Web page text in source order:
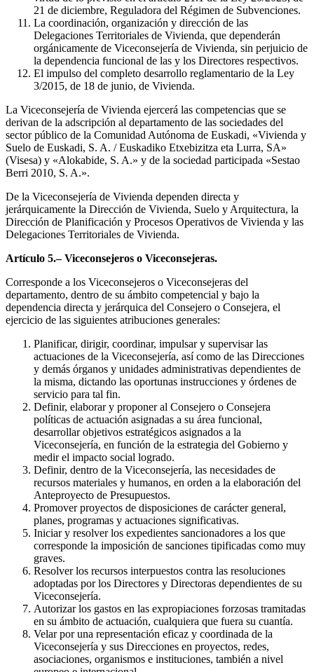
21 de diciembre, Reguladora del Régimen de Subvenciones.
La coordinación, organización y dirección de las
Delegaciones Territoriales de Vivienda, que dependerán
orgánicamente de Viceconsejería de Vivienda, sin perjuicio de
la dependencia funcional de las y los Directores respectivos.
El impulso del completo desarrollo reglamentario de la Ley
3/2015, de 18 de junio, de Vivienda.
La Viceconsejería de Vivienda ejercerá las competencias que se
derivan de la adscripción al departamento de las sociedades del
sector público de la Comunidad Autónoma de Euskadi, «Vivienda y
Suelo de Euskadi, S. A. / Euskadiko Etxebizitza eta Lurra, SA»
(Visesa) y «Alokabide, S. A.» y de la sociedad participada «Sestao
Berri 2010, S. A.».
De la Viceconsejería de Vivienda dependen directa y
jerárquicamente la Dirección de Vivienda, Suelo y Arquitectura, la
Dirección de Planificación y Procesos Operativos de Vivienda y las
Delegaciones Territoriales de Vivienda.
Artículo 5.– Viceconsejeros o Viceconsejeras.
Corresponde a los Viceconsejeros o Viceconsejeras del
departamento, dentro de su ámbito competencial y bajo la
dependencia directa y jerárquica del Consejero o Consejera, el
ejercicio de las siguientes atribuciones generales:
Planificar, dirigir, coordinar, impulsar y supervisar las
actuaciones de la Viceconsejería, así como de las Direcciones
y demás órganos y unidades administrativas dependientes de
la misma, dictando las oportunas instrucciones y órdenes de
servicio para tal fin.
Definir, elaborar y proponer al Consejero o Consejera
políticas de actuación asignadas a su área funcional,
desarrollar objetivos estratégicos asignados a la
Viceconsejería, en función de la estrategia del Gobierno y
medir el impacto social logrado.
Definir, dentro de la Viceconsejería, las necesidades de
recursos materiales y humanos, en orden a la elaboración del
Anteproyecto de Presupuestos.
Promover proyectos de disposiciones de carácter general,
planes, programas y actuaciones significativas.
Iniciar y resolver los expedientes sancionadores a los que
corresponde la imposición de sanciones tipificadas como muy
graves.
Resolver los recursos interpuestos contra las resoluciones
adoptadas por los Directores y Directoras dependientes de su
Viceconsejería.
Autorizar los gastos en las expropiaciones forzosas tramitadas
en su ámbito de actuación, cualquiera que fuera su cuantía.
Velar por una representación eficaz y coordinada de la
Viceconsejería y sus Direcciones en proyectos, redes,
asociaciones, organismos e instituciones, también a nivel